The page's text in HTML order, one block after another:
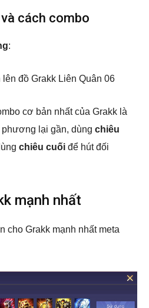
cách combo
:
cơ bản nhất của Grakk là
phương lại gần, dùng chiêu
chiêu cuối để hút đối
mạnh nhất
cho Grakk mạnh nhất meta